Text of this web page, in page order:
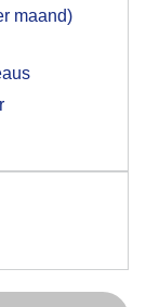
maand)
gegeven,
waarin